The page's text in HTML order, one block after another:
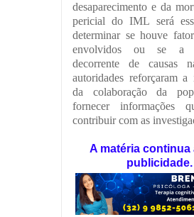
desaparecimento e da
pericial do IML será
determinar se houve
envolvidos ou se a
decorrente de causas
autoridades reforçaram a
da colaboração da
fornecer informações
contribuir com as
A matéria continua
publicidade.